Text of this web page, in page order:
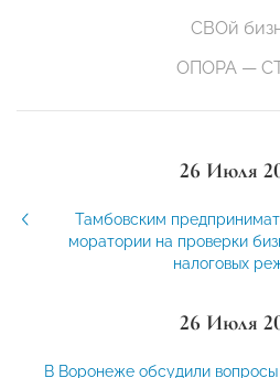
СВОй
ОПОРА —
26 Июля
Тамбовским
моратории на проверки
налоговых
26 Июля
В Воронеже обсудили вопросы